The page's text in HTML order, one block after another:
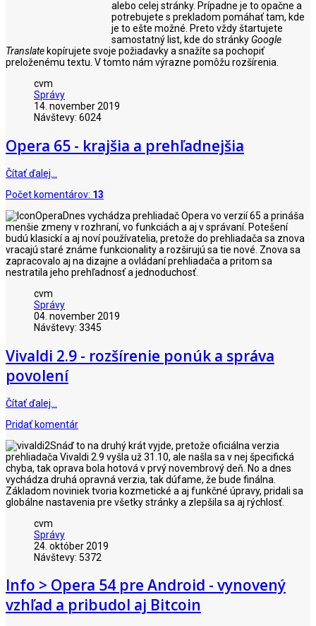
alebo celej stránky. Prípadne je to opačne a
potrebujete s prekladom pomáhať tam, kde
je to ešte možné. Preto vždy štartujete
samostatný list, kde do stránky Google
Translate kopírujete svoje požiadavky a snažíte sa pochopiť
preloženému textu. V tomto nám výrazne pomôžu rozšírenia.
cvm
Správy
14. november 2019
Návštevy: 6024
Opera 65 - krajšia a prehľadnejšia
Čítať ďalej…
Počet komentárov: 13
Dnes vychádza prehliadač Opera vo verzií 65 a prináša
menšie zmeny v rozhraní, vo funkciách a aj v správaní. Potešení
budú klasickí a aj noví používatelia, pretože do prehliadača sa znova
vracajú staré známe funkcionality a rozširujú sa tie nové. Znova sa
zapracovalo aj na dizajne a ovládaní prehliadača a pritom sa
nestratila jeho prehľadnosť a jednoduchosť.
cvm
Správy
04. november 2019
Návštevy: 3345
Vivaldi 2.9 - rozšírenie ponúk a správa
povolení
Čítať ďalej…
Pridať komentár
Snáď to na druhý krát vyjde, pretože oficiálna verzia
prehliadača Vivaldi 2.9 vyšla už 31.10, ale našla sa v nej špecifická
chyba, tak oprava bola hotová v prvý novembrový deň. No a dnes
vychádza druhá opravná verzia, tak dúfame, že bude finálna.
Základom noviniek tvoria kozmetické a aj funkčné úpravy, pridali sa
globálne nastavenia pre všetky stránky a zlepšila sa aj rýchlosť.
cvm
Správy
24. október 2019
Návštevy: 5372
Info > Opera 54 pre Android - vynovený
vzhľad a pribudol aj Bitcoin